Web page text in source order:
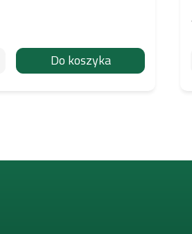
Do koszyka